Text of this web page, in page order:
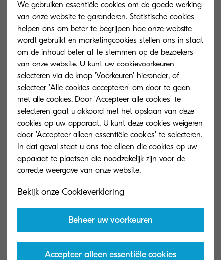
Garantie
1 year
Opties en
verbruiksartikelen
Opties
IB-37
Draadloze netwerkinterface (802.11 a/b/g/n/ac, 5
GHz band / 2.4 GHz band, WiFi direct)
We gebruiken essentiële cookies om de goede werking
van onze website te garanderen. Statistische cookies
helpen ons om beter te begrijpen hoe onze website
wordt gebruikt en marketingcookies stellen ons in staat
om de inhoud beter af te stemmen op de bezoekers
van onze website. U kunt uw cookievoorkeuren
selecteren via de knop 'Voorkeuren' hieronder, of
selecteer 'Alle cookies accepteren' om door te gaan
met alle cookies. Door 'Accepteer alle cookies' te
selecteren gaat u akkoord met het opslaan van deze
cookies op uw apparaat. U kunt deze cookies weigeren
door 'Accepteer alleen essentiële cookies' te selecteren.
In dat geval staat u ons toe alleen die cookies op uw
apparaat te plaatsen die noodzakelijk zijn voor de
Bekijk onze Cookieverklaring
Beheer uw voorkeuren
Accepteer alleen essentiële cookies